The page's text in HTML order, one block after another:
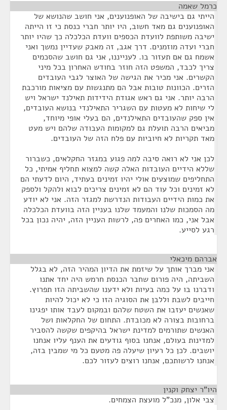
כרמל שאמה
הייתי גם בישיבה של האופנוענים, אני חושב שהנושא של
האופנוענים גם מאד חשוב, היו יותר חברי כנסת כי זו הייתה
ישיבה משותפת לוועדת הכספים וועדת הכלכלה כך שהיו יותר
חברי ועדה מוזמנים. דרך אגב, זה מאבק שעדיין נמשך ואני
אשמח גם אם תעזור בו. לענייננו, אני גם חושב שהסכמים
צריך לכבד, המשפט הזה חוזר בחודש האחרון בכל מיני
הקשרים. אני מכיר את הגישה של האוצר לגבי העובדים
הזרים. הכוונות טובות אבל הם מתנגשות עם מציאות מורכבת
הרבה יותר. אני גם ראש אגודת הידידות תאילנד ישראל ויש
לי שיחות לא מעטות עם השגריר התאילנדי בנושא העובדים,
אין ספק שהעובדים התאילנדים, הם בעלי אופי מיוחד,
מביאים הרבה תועלת גם למקומות העבודה שלהם ויש מעט
מאד תקריות לא חיוביות עם פלח הזה של העובדים.
לכן אני לא רואה סיבה למה פגוע במגזר החקלאים, כשברור
שללא הידיים העובדות האלה קשה למצוא תחליף אמיתי, כל
התחליפים שמוצעים אולי יהיו זמינים בעתיד, היום לדעתי הם
לא זמינים וכל עוד הם לא זמינים צריכים לבוא ולהקל ולספק
את כמות הידיים העבודות הנדרשת למגזר הזה. אני לא יודע
מה הסמכות שלנו והמעמד שלנו בעניין הזה בוועדת הכלכלה
אבל אני, כמו האחרים פה, לרשות העניין הזה, יהיה נכון בכל
רגע לסייע.
אברהם מיכאלי
אני מברך אותך על שיזמת את הדיון המהיר הזה, לא בגלל
השביתה, היה פורום שחבר הכנסת חרמש היה יחד אתנו
ודברנו בו על כמה בעיות ולא ידענו שהשביתה הזו תפרוץ.
חייבים לשבת וללבן את הסוגיה הזו כי לא יכול להיות
שאנשים יעזבו את השטח שלהם ובמקום לעבד אותו יפגינו
ברחובות בצורה לא מכובדת. התחום של החקלאות ושל
האנשים שתורמים למדינת ישראל בהיקפים שקשה להסביר
למדינות בעולם, אנחנו בסוף גודעים את הענף עליו אנחנו
יושבים. לכן כל רעיון שיעלה פה מטעם כל מי שמבין בזה,
אנחנו לרשותכם, אנחנו רוצים לעזור לכם.
היו"ר יצחק וקנין
צבי אלון, מנכ"ל מועצת הצמחים.